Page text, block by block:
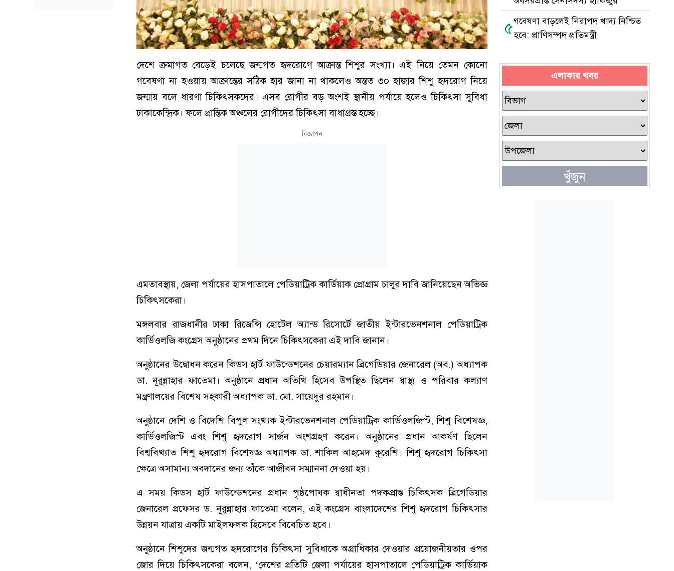
দেশে ক্রমাগত বেড়েই চলেছে জন্মগত হৃদরোগে আক্রান্ত শিশুর সংখ্যা। এই নিয়ে তেমন কোনো
গবেষণা না হওয়ায় আক্রান্তের সঠিক হার জানা না থাকলেও অন্তত ৩০ হাজার শিশু হৃদরোগ নিয়ে
জন্মায় বলে ধারণা চিকিৎসকদের। এসব রোগীর বড় অংশই স্থানীয় পর্যায়ে হলেও চিকিৎসা সুবিধা
ঢাকাকেন্দ্রিক। ফলে প্রান্তিক অঞ্চলের রোগীদের চিকিৎসা বাধাগ্রস্ত হচ্ছে।
বিজ্ঞাপন
এমতাবস্থায়, জেলা পর্যায়ের হাসপাতালে পেডিয়াট্রিক কার্ডিয়াক প্রোগ্রাম চালুর দাবি জানিয়েছেন অভিজ্ঞ
চিকিৎসকেরা।
মঙ্গলবার রাজধানীর ঢাকা রিজেন্সি হোটেল অ্যান্ড রিসোর্টে জাতীয় ইন্টারভেনশনাল পেডিয়াট্রিক
কার্ডিওলজি কংগ্রেস অনুষ্ঠানের প্রথম দিনে চিকিৎসকেরা এই দাবি জানান।
অনুষ্ঠানের উদ্বোধন করেন কিডস হার্ট ফাউন্ডেশনের চেয়ারম্যান ব্রিগেডিয়ার জেনারেল (অব.) অধ্যাপক
ডা. নূরুন্নাহার ফাতেমা। অনুষ্ঠানে প্রধান অতিথি হিসেব উপস্থিত ছিলেন স্বাস্থ্য ও পরিবার কল্যাণ
মন্ত্রণালয়ের বিশেষ সহকারী অধ্যাপক ডা. মো. সায়েদুর রহমান।
অনুষ্ঠানে দেশি ও বিদেশি বিপুল সংখ্যক ইন্টারভেনশনাল পেডিয়াট্রিক কার্ডিওলজিস্ট, শিশু বিশেষজ্ঞ,
কার্ডিওলজিস্ট এবং শিশু হৃদরোগ সার্জন অংশগ্রহণ করেন। অনুষ্ঠানের প্রধান আকর্ষণ ছিলেন
বিশ্ববিখ্যাত শিশু হৃদরোগ বিশেষজ্ঞ অধ্যাপক ডা. শাকিল আহমেদ কুরেশি। শিশু হৃদরোগ চিকিৎসা
ক্ষেত্রে অসামান্য অবদানের জন্য তাঁকে আজীবন সম্মাননা দেওয়া হয়।
এ সময় কিডস হার্ট ফাউন্ডেশনের প্রধান পৃষ্ঠপোষক স্বাধীনতা পদকপ্রাপ্ত চিকিৎসক ব্রিগেডিয়ার
জেনারেল প্রফেসর ড. নূরুন্নাহার ফাতেমা বলেন, এই কংগ্রেস বাংলাদেশের শিশু হৃদরোগ চিকিৎসার
উন্নয়ন যাত্রায় একটি মাইলফলক হিসেবে বিবেচিত হবে।
অনুষ্ঠানে শিশুদের জন্মগত হৃদরোগের চিকিৎসা সুবিধাকে অগ্রাধিকার দেওয়ার প্রয়োজনীয়তার ওপর
জোর দিয়ে চিকিৎসকেরা বলেন, ‘দেশের প্রতিটি জেলা পর্যায়ের হাসপাতালে পেডিয়াট্রিক কার্ডিয়াক
৫গবেষণা বাড়লেই নিরাপদ খাদ্য নিশ্চিত
হবে: প্রাণিসম্পদ প্রতিমন্ত্রী
এলাকার খবর
খুঁজুন